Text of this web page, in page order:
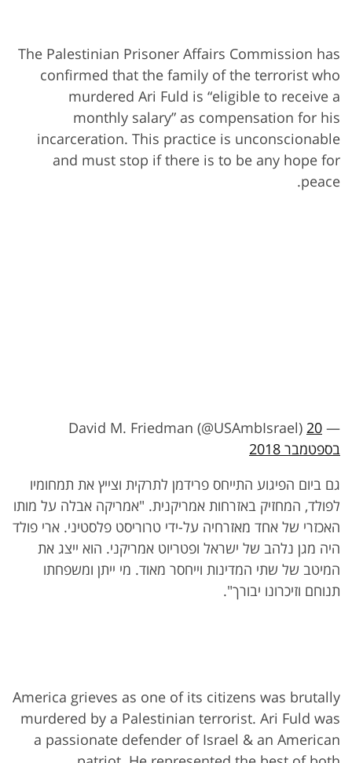
The Palestinian Prisoner Affairs Commission has
confirmed that the family of the terrorist who
murdered Ari Fuld is “eligible to receive a
monthly salary” as compensation for his
incarceration. This practice is unconscionable
and must stop if there is to be any hope for
peace.
— David M. Friedman (@USAmbIsrael)
20
בספטמבר 2018
גם ביום הפיגוע התייחס פרידמן לתרקית וצייץ את תמחומיו
לפולד, המחזיק באזרחות אמריקנית. "אמריקה אבלה על מותו
האכזרי של אחד מאזרחיה על-ידי טרוריסט פלסטיני. ארי פולד
היה מגן נלהב של ישראל ופטריוט אמריקני. הוא ייצג את
המיטב של שתי המדינות וייחסר מאוד. מי ייתן ומשפחתו
תנוחם וזיכרונו יבורך".
America grieves as one of its citizens was brutally
murdered by a Palestinian terrorist. Ari Fuld was
a passionate defender of Israel & an American